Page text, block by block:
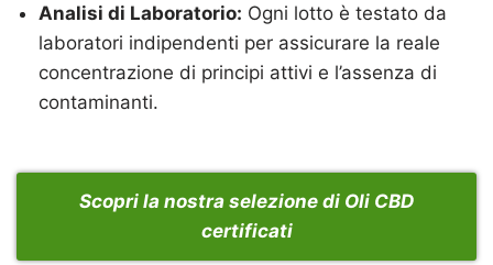
Analisi di Laboratorio: Ogni lotto è testato da
laboratori indipendenti per assicurare la reale
concentrazione di principi attivi e l’assenza di
contaminanti.
Scopri la nostra selezione di Oli CBD
certificati